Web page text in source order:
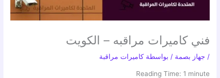
فني كاميرات مراقبه – الكويت
/ جهاز بصمة / بواسطة كاميرات مراقبة
Reading Time: 1 minute